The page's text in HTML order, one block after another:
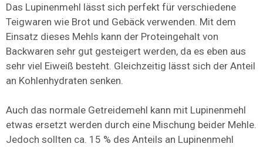
Das Lupinenmehl lässt sich perfekt für verschiedene
Teigwaren wie Brot und Gebäck verwenden. Mit dem
Einsatz dieses Mehls kann der Proteingehalt von
Backwaren sehr gut gesteigert werden, da es eben aus
sehr viel Eiweiß besteht. Gleichzeitig lässt sich der Anteil
an Kohlenhydraten senken.
Auch das normale Getreidemehl kann mit Lupinenmehl
etwas ersetzt werden durch eine Mischung beider Mehle.
Jedoch sollten ca. 15 % des Anteils an Lupinenmehl